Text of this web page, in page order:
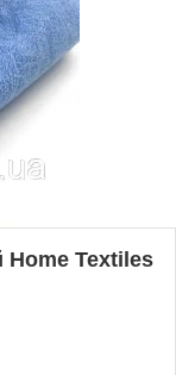
Home Textiles